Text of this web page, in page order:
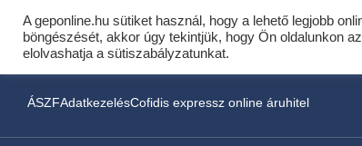
Most minden
ÁSZFAdatkezelésCofidis expressz online áruhitel
A geponline.hu sütiket használ, hogy a lehető legjobb
böngészését, akkor úgy tekintjük, hogy Ön oldalunkon
elolvashatja a sütiszabályzatunkat.